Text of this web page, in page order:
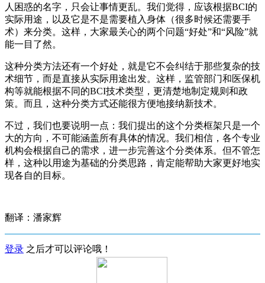
人困惑的名字，只会让事情更乱。我们觉得，应该根据BCI的
实际用途，以及它是不是需要植入身体（很多时候还需要手
术）来分类。这样，大家最关心的两个问题“好处”和“风险”就
能一目了然。
这种分类方法还有一个好处，就是它不会纠结于那些复杂的技
术细节，而是直接从实际用途出发。这样，监管部门和医保机
构等就能根据不同的BCI技术类型，更清楚地制定规则和政
策。而且，这种分类方式还能很方便地接纳新技术。
不过，我们也要说明一点：我们提出的这个分类框架只是一个
大的方向，不可能涵盖所有具体的情况。我们相信，各个专业
机构会根据自己的需求，进一步完善这个分类体系。但不管怎
样，这种以用途为基础的分类思路，肯定能帮助大家更好地实
现各自的目标。
翻译：潘家辉
登录 之后才可以评论哦！